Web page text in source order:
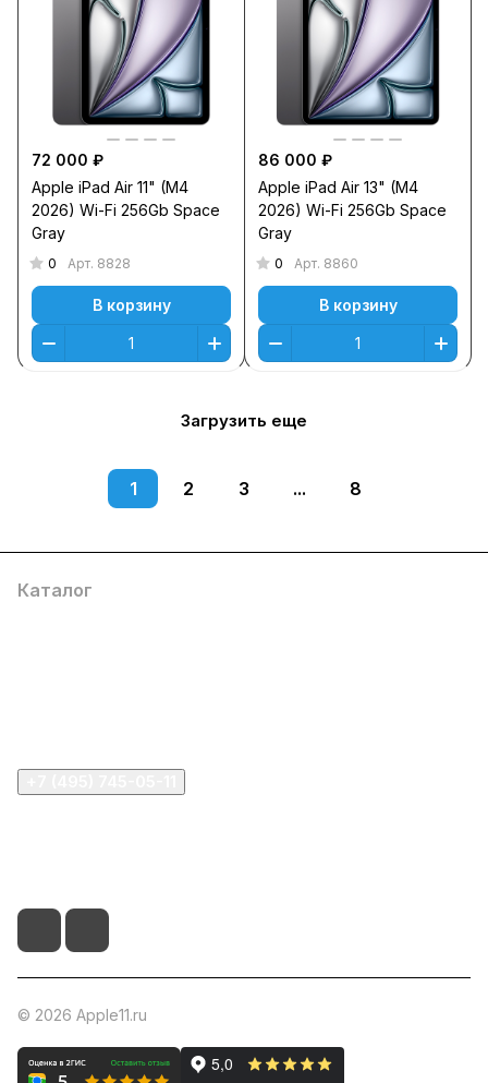
72 000 ₽
Apple iPad Air 11" (M4
2026) Wi-Fi 256Gb Space
Gray
0 Арт. 8828
В корзину
86 000 ₽
Apple iPad Air 13" (M4
2026) Wi-Fi 256Gb Space
Gray
0 Арт. 8860
В корзину
Загрузить еще
1 2 3 ... 8
Каталог
© 2026 Apple11.ru